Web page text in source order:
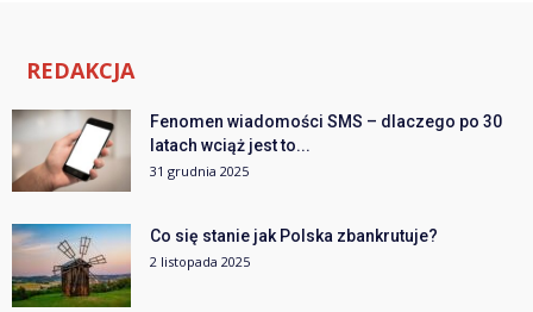
REDAKCJA
Fenomen wiadomości SMS – dlaczego po 30
latach wciąż jest to...
31 grudnia 2025
Co się stanie jak Polska zbankrutuje?
2 listopada 2025